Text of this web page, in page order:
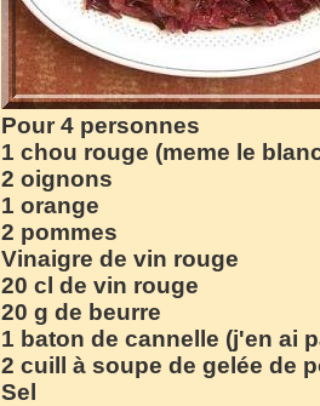
Pour 4 personnes
1 chou rouge (meme le
2 oignons
1 orange
2 pommes
Vinaigre de vin rouge
20 cl de vin rouge
20 g de beurre
1 baton de cannelle (j'en ai
2 cuill à soupe de gelée de
Sel